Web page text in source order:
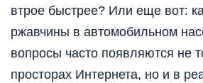
втрое быстрее? Или еще вот:
ржавчины в автомобильном
вопросы часто появляются не
просторах Интернета, но и в